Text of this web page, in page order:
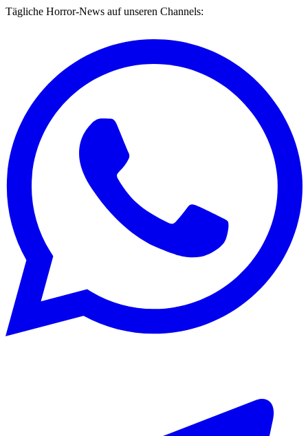
Tägliche Horror-News auf unseren Channels: